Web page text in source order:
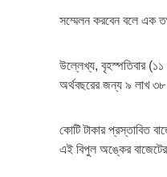
সম্মেলন করবেন বলে এক
উল্লেখ্য, বৃহস্পতিবার
অর্থবছরের জন্য ৯ লাখ ৩৮
কোটি টাকার প্রস্তাবিত
এই বিপুল অঙ্কের বাজেটের